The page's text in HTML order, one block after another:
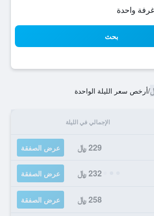
بحث
/أرخص سعر الليلة الواحدة
الإجمالي في الليلة
229 ﷼ عرض الصفقة
232 ﷼ عرض الصفقة
258 ﷼ عرض الصفقة